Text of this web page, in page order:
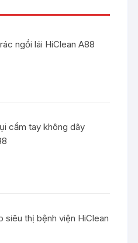
ngồi lái HiClean A88
cầm tay không dây
siêu thị bệnh viện HiClean